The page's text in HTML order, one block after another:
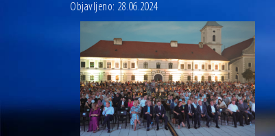
Objavljeno: 28.06.2024